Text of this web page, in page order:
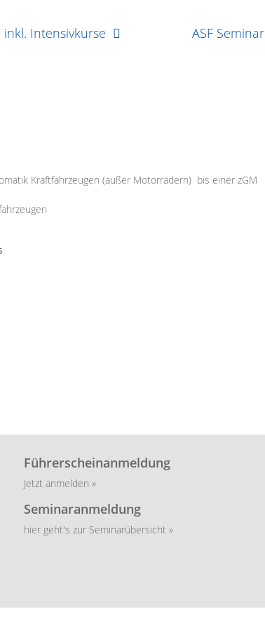
inkl. Intensivkurse ASF Seminar
Kraftfahrzeugen (außer Motorrädern) bis einer zGM
Führerscheinanmeldung
Jetzt anmelden »
Seminaranmeldung
hier geht's zur Seminarübersicht »